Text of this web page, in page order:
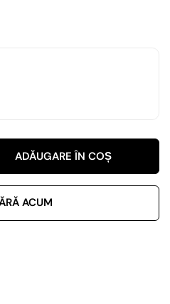
ADĂUGARE ÎN COȘ
ACUM